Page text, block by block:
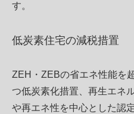
す。
低炭素住宅の減税措置
ZEH・ZEBの省エネ性能を
つ低炭素化措置、再生エネ
や再エネ性を中心とした認